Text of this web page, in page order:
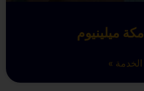
ميلينيوم
الخدمة »